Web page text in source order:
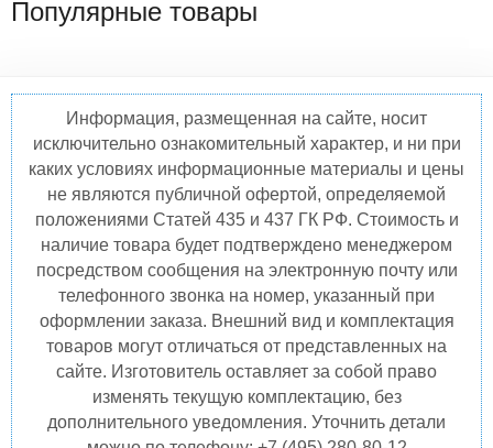
Популярные товары
Информация, размещенная на сайте, носит
исключительно ознакомительный характер, и ни при
каких условиях информационные материалы и цены
не являются публичной офертой, определяемой
положениями Статей 435 и 437 ГК РФ. Стоимость и
наличие товара будет подтверждено менеджером
посредством сообщения на электронную почту или
телефонного звонка на номер, указанный при
оформлении заказа. Внешний вид и комплектация
товаров могут отличаться от представленных на
сайте. Изготовитель оставляет за собой право
изменять текущую комплектацию, без
дополнительного уведомления. Уточнить детали